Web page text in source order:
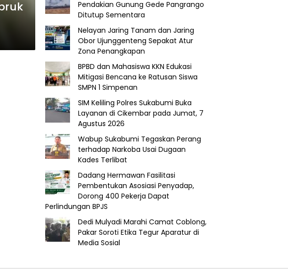
Pendakian Gunung Gede Pangrango
Ditutup Sementara
Nelayan Jaring Tanam dan Jaring
Obor Ujunggenteng Sepakat Atur
Zona Penangkapan
BPBD dan Mahasiswa KKN Edukasi
Mitigasi Bencana ke Ratusan Siswa
SMPN 1 Simpenan
SIM Keliling Polres Sukabumi Buka
Layanan di Cikembar pada Jumat, 7
Agustus 2026
Wabup Sukabumi Tegaskan Perang
terhadap Narkoba Usai Dugaan
Kades Terlibat
Dadang Hermawan Fasilitasi
Pembentukan Asosiasi Penyadap,
Dorong 400 Pekerja Dapat
Perlindungan BPJS
Dedi Mulyadi Marahi Camat Coblong,
Pakar Soroti Etika Tegur Aparatur di
Media Sosial